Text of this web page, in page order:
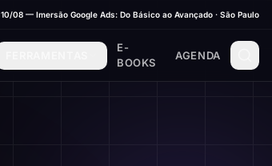
10/08 — Imersão Google Ads: Do Básico ao Avançado · São Paulo
E-
BOOKS
AGENDA